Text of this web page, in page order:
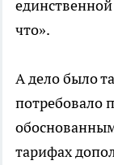
что».
А дело было
потребовало
тарифах